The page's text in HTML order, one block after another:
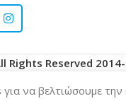
Rights Reserved
να βελτιώσουμε